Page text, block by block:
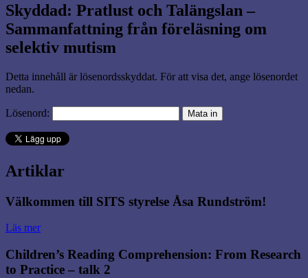
Skyddad: Pratlust och Talängslan –
Sammanfattning från föreläsning om
selektiv mutism
Detta innehåll är lösenordsskyddat. För att visa det, ange lösenordet
nedan.
Lösenord:
Artiklar
Välkommen till SITS styrelse Åsa Rundström!
Läs mer
Children’s Reading Comprehension: From Research
to Practice – talk 2